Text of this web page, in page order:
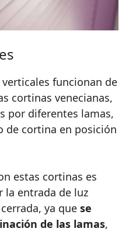
funcionan de
cortinas venecianas,
por diferentes lamas,
de cortina en posición
estas cortinas es
la entrada de luz
ya que se
de las lamas,